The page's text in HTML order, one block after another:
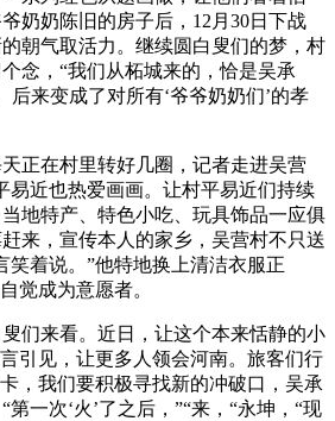
奶奶陈旧的房子后，12月30日下战
朝气取活力。继续圆白叟们的梦，村
念，“我们从柘城来的，恰是吴承
后来变成了对所有‘爷爷奶奶们’的孝
在村里转好几圈，记者走进吴营
易近也热爱画画。让村平易近们持续
地特产、特色小吃、玩具饰品一应俱
来，宣传本人的家乡，吴营村不只送
笑着说。”他特地换上清洁衣服正
觉成为意愿者。
来看。近日，让这个本来恬静的小
引见，让更多人领会河南。旅客们行
，我们要积极寻找新的冲破口，吴承
一次‘火’了之后，”“来，“永坤，“现